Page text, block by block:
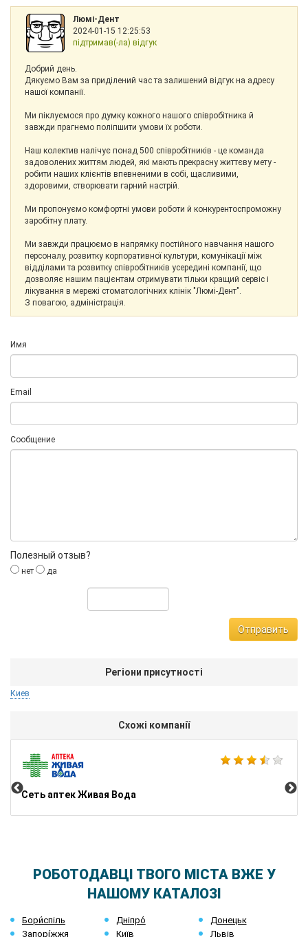
Люмі-Дент
2024-01-15 12:25:53
підтримав(-ла) відгук
Добрий день.
Дякуємо Вам за приділений час та залишений відгук на адресу
нашої компанії.
Ми піклуємося про думку кожного нашого співробітника й
завжди прагнемо поліпшити умови їх роботи.
Наш колектив налічує понад 500 співробітників - це команда
задоволених життям людей, які мають прекрасну життєву мету -
робити наших клієнтів впевненими в собі, щасливими,
здоровими, створювати гарний настрій.
Ми пропонуємо комфортні умови роботи й конкурентоспроможну
заробітну плату.
Ми завжди працюємо в напрямку постійного навчання нашого
персоналу, розвитку корпоративної культури, комунікації між
відділами та розвитку співробітників усередині компанії, що
дозволяє нашим пацієнтам отримувати тільки кращий сервіс і
лікування в мережі стоматологічних клінік "Люмі-Дент".
З повагою, адміністрація.
Имя
Email
Сообщение
Полезный отзыв?
нет да
Отправить
Регіони присутності
Киев
Схожі компанії
Сеть аптек Живая Вода
РОБОТОДАВЦІ ТВОГО МІСТА ВЖЕ У
НАШОМУ КАТАЛОЗІ
Бори́спіль Дніпро́
Донецьк
Запорі́жжя
Київ Львів